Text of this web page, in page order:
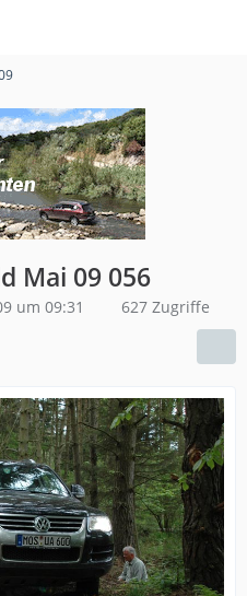
Mai 09 056
um 09:31 627 Zugriffe